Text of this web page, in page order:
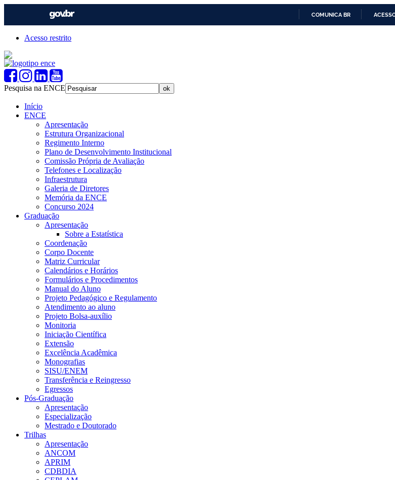
COMUNICA BR
Acesso restrito
Pesquisa na ENCE
Início
ENCE
Apresentação
Estrutura Organizacional
Regimento Interno
Plano de Desenvolvimento Institucional
Comissão Própria de Avaliação
Telefones e Localização
Infraestrutura
Galeria de Diretores
Memória da ENCE
Concurso 2024
Graduação
Apresentação
Sobre a Estatística
Coordenação
Corpo Docente
Matriz Curricular
Calendários e Horários
Formulários e Procedimentos
Manual do Aluno
Projeto Pedagógico e Regulamento
Atendimento ao aluno
Projeto Bolsa-auxílio
Monitoria
Iniciação Científica
Extensão
Excelência Acadêmica
Monografias
SISU/ENEM
Transferência e Reingresso
Egressos
Pós-Graduação
Apresentação
Especialização
Mestrado e Doutorado
Trilhas
Apresentação
ANCOM
APRIM
CDBDIA